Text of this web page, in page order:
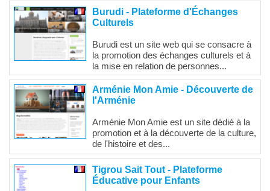
Burudi - Plateforme d'Échanges
Culturels
Burudi est un site web qui se consacre à
la promotion des échanges culturels et à
la mise en relation de personnes...
Arménie Mon Amie - Découverte de
l'Arménie
Arménie Mon Amie est un site dédié à la
promotion et à la découverte de la culture,
de l'histoire et des...
Tigrou Sait Tout - Plateforme
Éducative pour Enfants